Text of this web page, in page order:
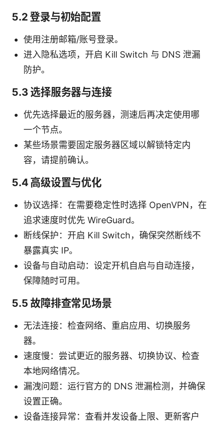
5.2 登录与初始配置
使用注册邮箱/账号登录。
进入隐私选项，开启 Kill Switch 与 DNS 泄漏
防护。
5.3 选择服务器与连接
优先选择最近的服务器，测速后再决定使用哪
一个节点。
某些场景需要固定服务器区域以解锁特定内
容，请提前确认。
5.4 高级设置与优化
协议选择：在需要稳定性时选择 OpenVPN，在
追求速度时优先 WireGuard。
断线保护：开启 Kill Switch，确保突然断线不
暴露真实 IP。
设备与自动启动：设定开机自启与自动连接，
保障随时可用。
5.5 故障排查常见场景
无法连接：检查网络、重启应用、切换服务
器。
速度慢：尝试更近的服务器、切换协议、检查
本地网络情况。
漏洩问题：运行官方的 DNS 泄漏检测，并确保
设置正确。
设备连接异常：查看并发设备上限、更新客户